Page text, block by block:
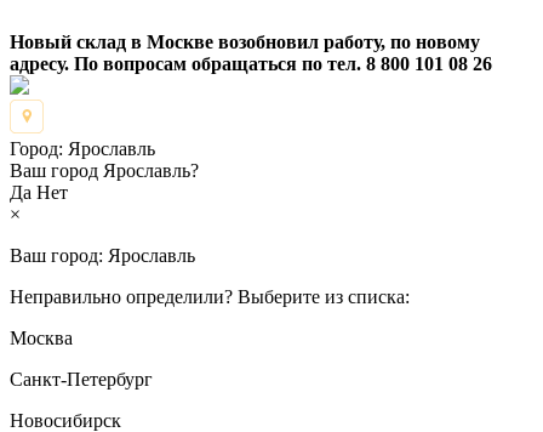
Новый склад в Москве возобновил работу, по новому
адресу. По вопросам обращаться по тел. 8 800 101 08 26
Город: Ярославль
Ваш город Ярославль?
Да Нет
×
Ваш город: Ярославль
Неправильно определили? Выберите из списка:
Москва
Санкт-Петербург
Новосибирск